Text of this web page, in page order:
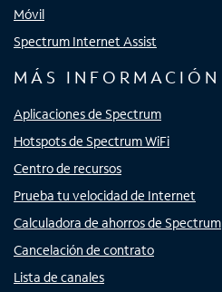
Móvil
Spectrum Internet Assist
MÁS INFORMACIÓN
Aplicaciones de Spectrum
Hotspots de Spectrum WiFi
Centro de recursos
Prueba tu velocidad de Internet
Calculadora de ahorros de Spectrum
Cancelación de contrato
Lista de canales